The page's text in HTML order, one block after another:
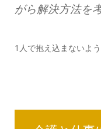
がら解決方法を
1人で抱え込まないよ